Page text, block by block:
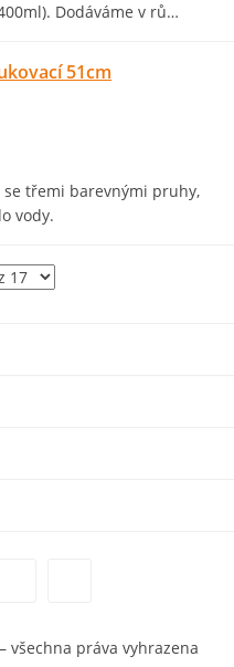
Dodáváme v rů…
51cm
se třemi barevnými pruhy,
vody.
všechna práva vyhrazena